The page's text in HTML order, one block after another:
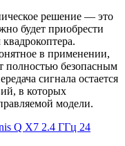
решение — это
будет приобрести
в применении,
полностью безопасным
сигнала остается
в которых
модели.